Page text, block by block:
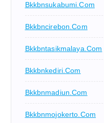
Bkkbnsukabumi.com
Bkkbncirebon.com
Bkkbntasikmalaya.com
Bkkbnkediri.com
Bkkbnmadiun.com
Bkkbnmojokerto.com